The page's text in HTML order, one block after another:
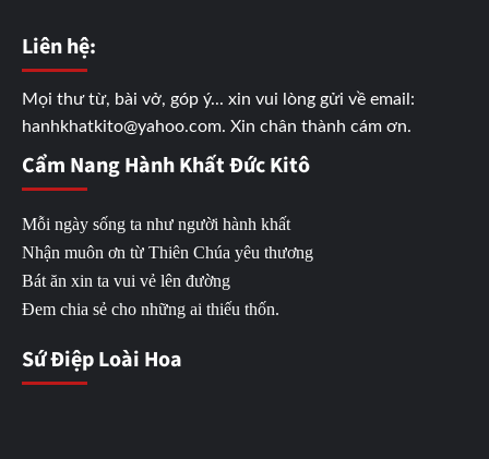
Liên hệ:
Mọi thư từ, bài vở, góp ý... xin vui lòng gửi về email:
hanhkhatkito@yahoo.com. Xin chân thành cám ơn.
Cẩm Nang Hành Khất Đức Kitô
Mỗi ngày sống ta như người hành khất
Nhận muôn ơn từ Thiên Chúa yêu thương
Bát ăn xin ta vui vẻ lên đường
Đem chia sẻ cho những ai thiếu thốn.
Sứ Điệp Loài Hoa